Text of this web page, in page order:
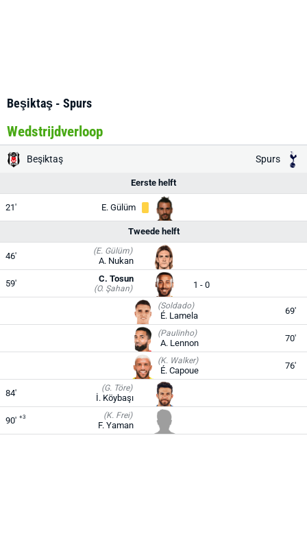
Beşiktaş - Spurs
Wedstrijdverloop
Beşiktaş Spurs
Eerste helft
21' E. Gülüm
Tweede helft
46' (E. Gülüm)
A. Nukan
59' (O. Şahan)
C. Tosun
1 - 0
(Soldado)
É. Lamela 69'
(Paulinho)
A. Lennon 70'
(K. Walker)
É. Capoue 76'
84' (G. Töre)
İ. Köybaşı
90' +3 (K. Frei)
F. Yaman